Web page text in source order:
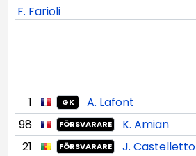
F. Farioli
1 GK
A. Lafont
98
FÖRSVARARE
K. Amian
21
FÖRSVARARE
J. Castelletto